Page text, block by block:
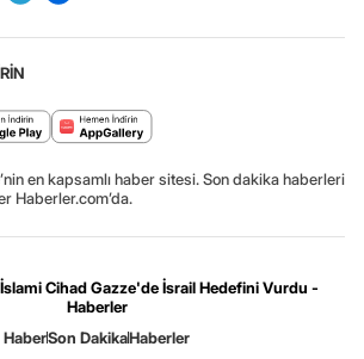
en kapsamlı haber sitesi. Son dakika haberleri
Haberler.com’da.
Cihad Gazze'de İsrail Hedefini Vurdu -
Haberler
HaberSon DakikaHaberler